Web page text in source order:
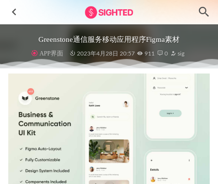
Greenstone通信服务移动应用程序Figma素材
APP界面 2023年4月28日 20:57 911 0 sig
3C电子产品电商app ui设计 .sketch素材
2021-01-19
Pulse Illustration Kit 插画素材集 .fig .sketch .ai素材 2021-03-
18
Base 设计系统 by Uber .fig素材 2022-03-16